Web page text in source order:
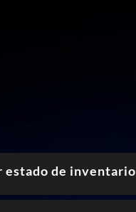
estado de inventario